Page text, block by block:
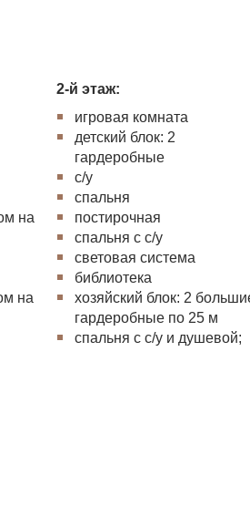
на
на
2-й этаж:
игровая комната
детский блок: 2
гардеробные
с/у
спальня
постирочная
спальня с с/у
световая система
библиотека
хозяйский блок: 2
гардеробные по 25 м
спальня с с/у и душевой;